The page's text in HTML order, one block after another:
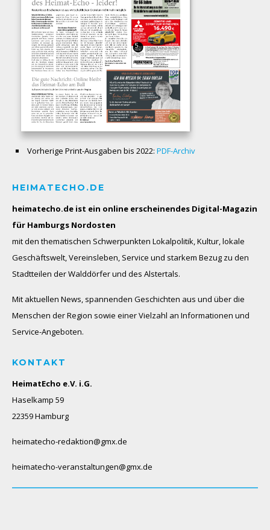
Vorherige Print-Ausgaben bis 2022: PDF-Archiv
HEIMATECHO.DE
heimatecho.de ist ein online erscheinendes Digital-Magazin
für Hamburgs Nordosten
mit den thematischen Schwerpunkten Lokalpolitik, Kultur, lokale
Geschäftswelt, Vereinsleben, Service und starkem Bezug zu den
Stadtteilen der Walddörfer und des Alstertals.
Mit aktuellen News, spannenden Geschichten aus und über die
Menschen der Region sowie einer Vielzahl an Informationen und
Service-Angeboten.
KONTAKT
HeimatEcho e.V. i.G.
Haselkamp 59
22359 Hamburg
heimatecho-redaktion@gmx.de
heimatecho-veranstaltungen@gmx.de